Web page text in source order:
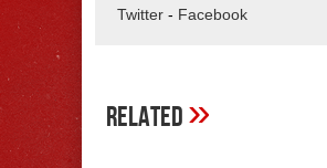
Twitter - Facebook
Related»